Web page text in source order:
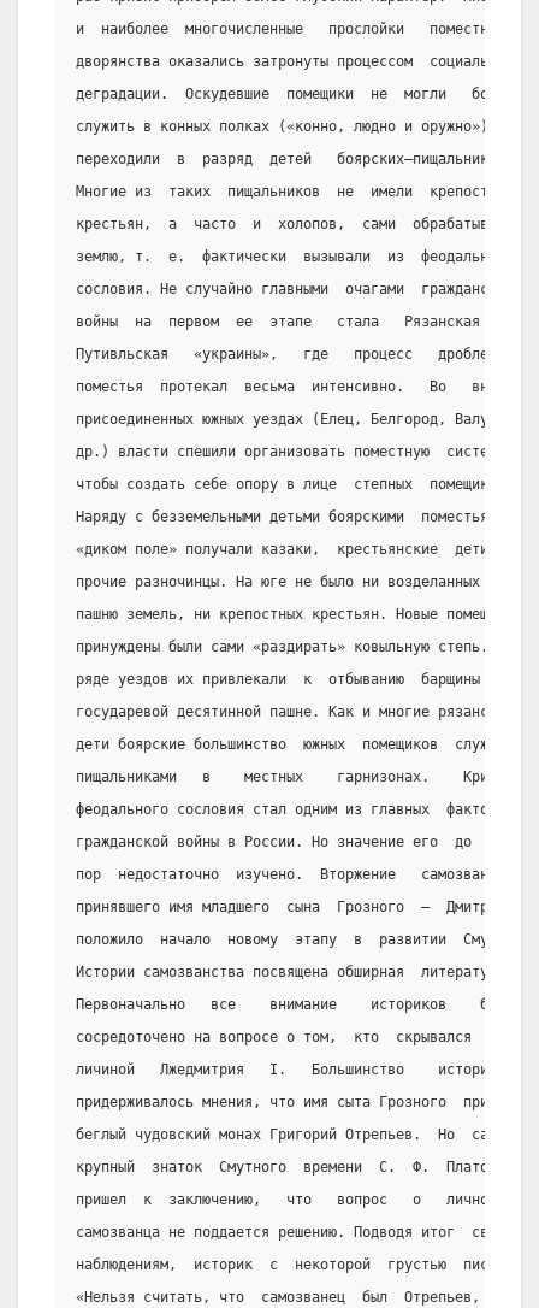
и  наиболее  многочисленные   прослойки   поместного
дворянства оказались затронуты процессом  социальной
деградации.  Оскудевшие  помещики  не  могли   более
служить в конных полках («конно, людно и оружно»)  и
переходили  в  разряд  детей   боярских—пищальников.
Многие из  таких  пищальников  не  имели  крепостных
крестьян,  а  часто  и  холопов,  сами  обрабатывали
землю, т.  е.  фактически  вызывали  из  феодального
сословия. Не случайно главными  очагами  гражданской
войны  на  первом  ее  этапе   стала   Рязанская   и
Путивльская   «украины»,   где   процесс   дробления
поместья  протекал  весьма  интенсивно.   Во   вновь
присоединенных южных уездах (Елец, Белгород, Валуй и
др.) власти спешили организовать поместную  систему,
чтобы создать себе опору в лице  степных  помещиков.
Наряду с безземельными детьми боярскими  поместья  в
«диком поле» получали казаки,  крестьянские  дети  и
прочие разночинцы. На юге не было ни возделанных под
пашню земель, ни крепостных крестьян. Новые помещики
принуждены были сами «раздирать» ковыльную степь.  В
ряде уездов их привлекали  к  отбыванию  барщины  на
государевой десятинной пашне. Как и многие рязанские
дети боярские большинство  южных  помещиков  служили
пищальниками   в    местных    гарнизонах.    Кризис
феодального сословия стал одним из главных  факторов
гражданской войны в России. Но значение его  до  сих
пор  недостаточно  изучено.  Вторжение   самозванца,
принявшего имя младшего  сына  Грозного  —  Дмитрия,
положило  начало  новому  этапу  в  развитии  Смуты.
Истории самозванства посвящена обширная  литература.
Первоначально   все    внимание    историков    было
сосредоточено на вопросе о том,  кто  скрывался  под
личиной   Лжедмитрия   I.   Большинство    историков
придерживалось мнения, что имя сыта Грозного  принял
беглый чудовский монах Григорий Отрепьев.  Но  самый
крупный  знаток  Смутного  времени  С.  Ф.  Платонов
пришел  к  заключению,   что   вопрос   о   личности
самозванца не поддается решению. Подводя итог  своим
наблюдениям,  историк  с  некоторой  грустью  писал:
«Нельзя считать, что  самозванец  был  Отрепьев,  но